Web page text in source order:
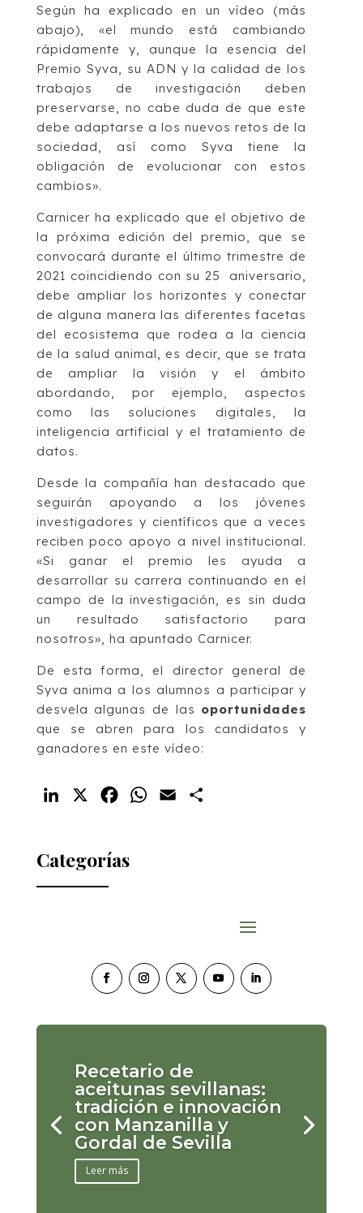
Según ha explicado en un vídeo (más
abajo), «el mundo está cambiando
rápidamente y, aunque la esencia del
Premio Syva, su ADN y la calidad de los
trabajos de investigación deben
preservarse, no cabe duda de que este
debe adaptarse a los nuevos retos de la
sociedad, así como Syva tiene la
obligación de evolucionar con estos
cambios».
Carnicer ha explicado que el objetivo de
la próxima edición del premio, que se
convocará durante el último trimestre de
2021 coincidiendo con su 25 aniversario,
debe ampliar los horizontes y conectar
de alguna manera las diferentes facetas
del ecosistema que rodea a la ciencia
de la salud animal, es decir, que se trata
de ampliar la visión y el ámbito
abordando, por ejemplo, aspectos
como las soluciones digitales, la
inteligencia artificial y el tratamiento de
datos.
Desde la compañía han destacado que
seguirán apoyando a los jóvenes
investigadores y científicos que a veces
reciben poco apoyo a nivel institucional.
«Si ganar el premio les ayuda a
desarrollar su carrera continuando en el
campo de la investigación, es sin duda
un resultado satisfactorio para
nosotros», ha apuntado Carnicer.
De esta forma, el director general de
Syva anima a los alumnos a participar y
desvela algunas de las oportunidades
que se abren para los candidatos y
ganadores en este vídeo:
LinkedIn FacebookWhatsApp
Email
Categorías
Recetario de
aceitunas sevillanas:
tradición e innovación
con Manzanilla y
Gordal de Sevilla
Leer más